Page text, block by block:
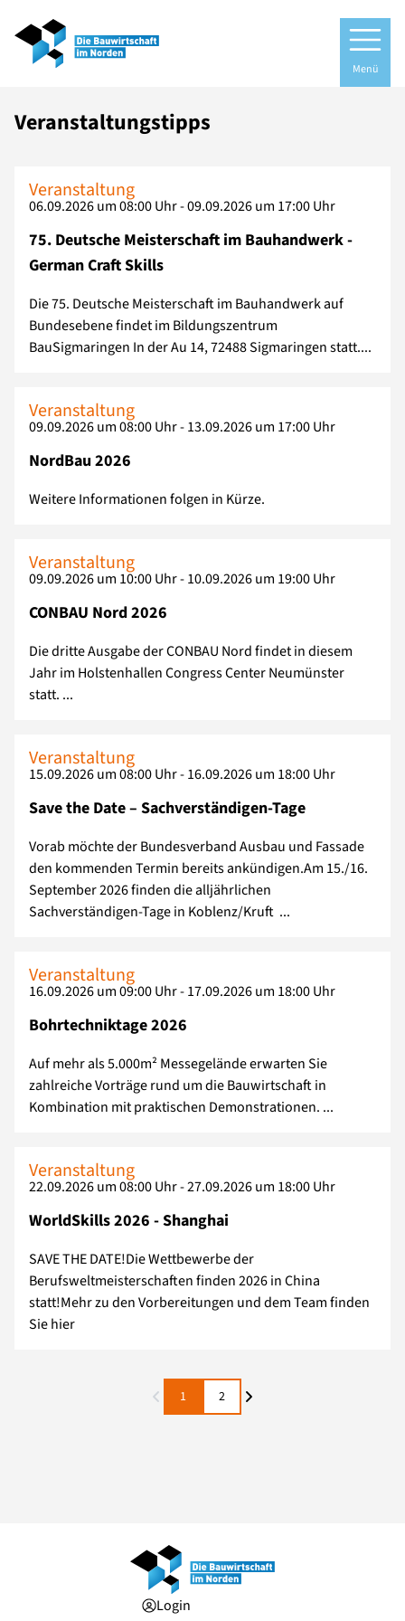
Menü
Veranstaltungstipps
Veranstaltung
06.09.2026 um 08:00 Uhr - 09.09.2026 um 17:00 Uhr
75. Deutsche Meisterschaft im Bauhandwerk -
German Craft Skills
Die 75. Deutsche Meisterschaft im Bauhandwerk auf
Bundesebene findet im Bildungszentrum
BauSigmaringen In der Au 14, 72488 Sigmaringen statt....
Veranstaltung
09.09.2026 um 08:00 Uhr - 13.09.2026 um 17:00 Uhr
NordBau 2026
Weitere Informationen folgen in Kürze.
Veranstaltung
09.09.2026 um 10:00 Uhr - 10.09.2026 um 19:00 Uhr
CONBAU Nord 2026
Die dritte Ausgabe der CONBAU Nord findet in diesem
Jahr im Holstenhallen Congress Center Neumünster
statt. ...
Veranstaltung
15.09.2026 um 08:00 Uhr - 16.09.2026 um 18:00 Uhr
Save the Date – Sachverständigen-Tage
Vorab möchte der Bundesverband Ausbau und Fassade
den kommenden Termin bereits ankündigen.Am 15./16.
September 2026 finden die alljährlichen
Sachverständigen-Tage in Koblenz/Kruft ...
Veranstaltung
16.09.2026 um 09:00 Uhr - 17.09.2026 um 18:00 Uhr
Bohrtechniktage 2026
Auf mehr als 5.000m² Messegelände erwarten Sie
zahlreiche Vorträge rund um die Bauwirtschaft in
Kombination mit praktischen Demonstrationen. ...
Veranstaltung
22.09.2026 um 08:00 Uhr - 27.09.2026 um 18:00 Uhr
WorldSkills 2026 - Shanghai
SAVE THE DATE!Die Wettbewerbe der
Berufsweltmeisterschaften finden 2026 in China
statt!Mehr zu den Vorbereitungen und dem Team finden
Sie hier
1 2
Login